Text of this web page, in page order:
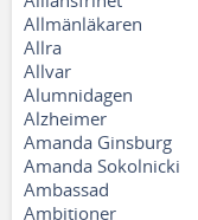
Allmänläkaren
Allra
Allvar
Alumnidagen
Alzheimer
Amanda Ginsburg
Amanda Sokolnicki
Ambassad
Ambitioner